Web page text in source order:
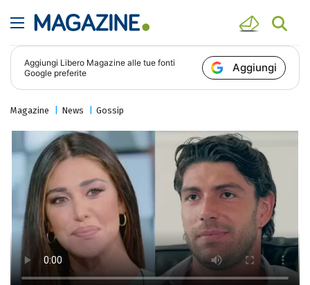
Aggiungi Libero Magazine alle tue fonti
Google preferite
Aggiungi
Magazine News Gossip